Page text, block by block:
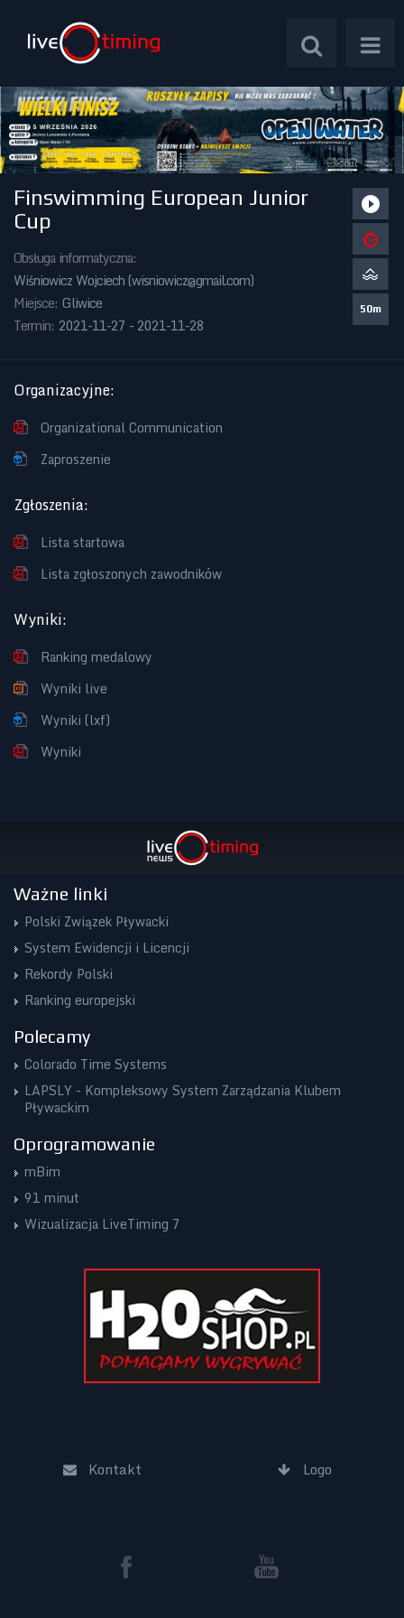
Zawody Międzynarodowe
Zawody Okręgowe
Kalendarz Imprez
Finswimming European Junior
Cup
Obsługa informatyczna:
Wiśniowicz Wojciech (wisniowicz@gmail.com)
Miejsce: Gliwice
Termin: 2021-11-27 - 2021-11-28
50m
Organizacyjne:
Organizational Communication
Zaproszenie
Zgłoszenia:
Lista startowa
Lista zgłoszonych zawodników
Wyniki:
Ranking medalowy
Wyniki live
Wyniki (lxf)
Wyniki
Ważne linki
Polski Związek Pływacki
System Ewidencji i Licencji
Rekordy Polski
Ranking europejski
Polecamy
Colorado Time Systems
LAPSLY - Kompleksowy System Zarządzania Klubem
Pływackim
Oprogramowanie
mBim
91 minut
Wizualizacja LiveTiming 7
Kontakt Logo